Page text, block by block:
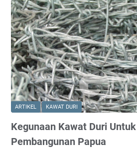
L
V
A
N
I
S
H
D
G
a
n
K
a
w
a
t
D
u
r
i
f
a
a
t
K
a
w
a
t
D
u
r
ARTIKEL KAWAT DURI
Kegunaan Kawat Duri
Pembangunan Papua